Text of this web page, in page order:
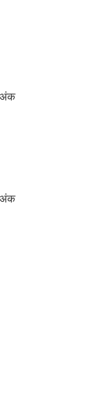
अंक
अंक